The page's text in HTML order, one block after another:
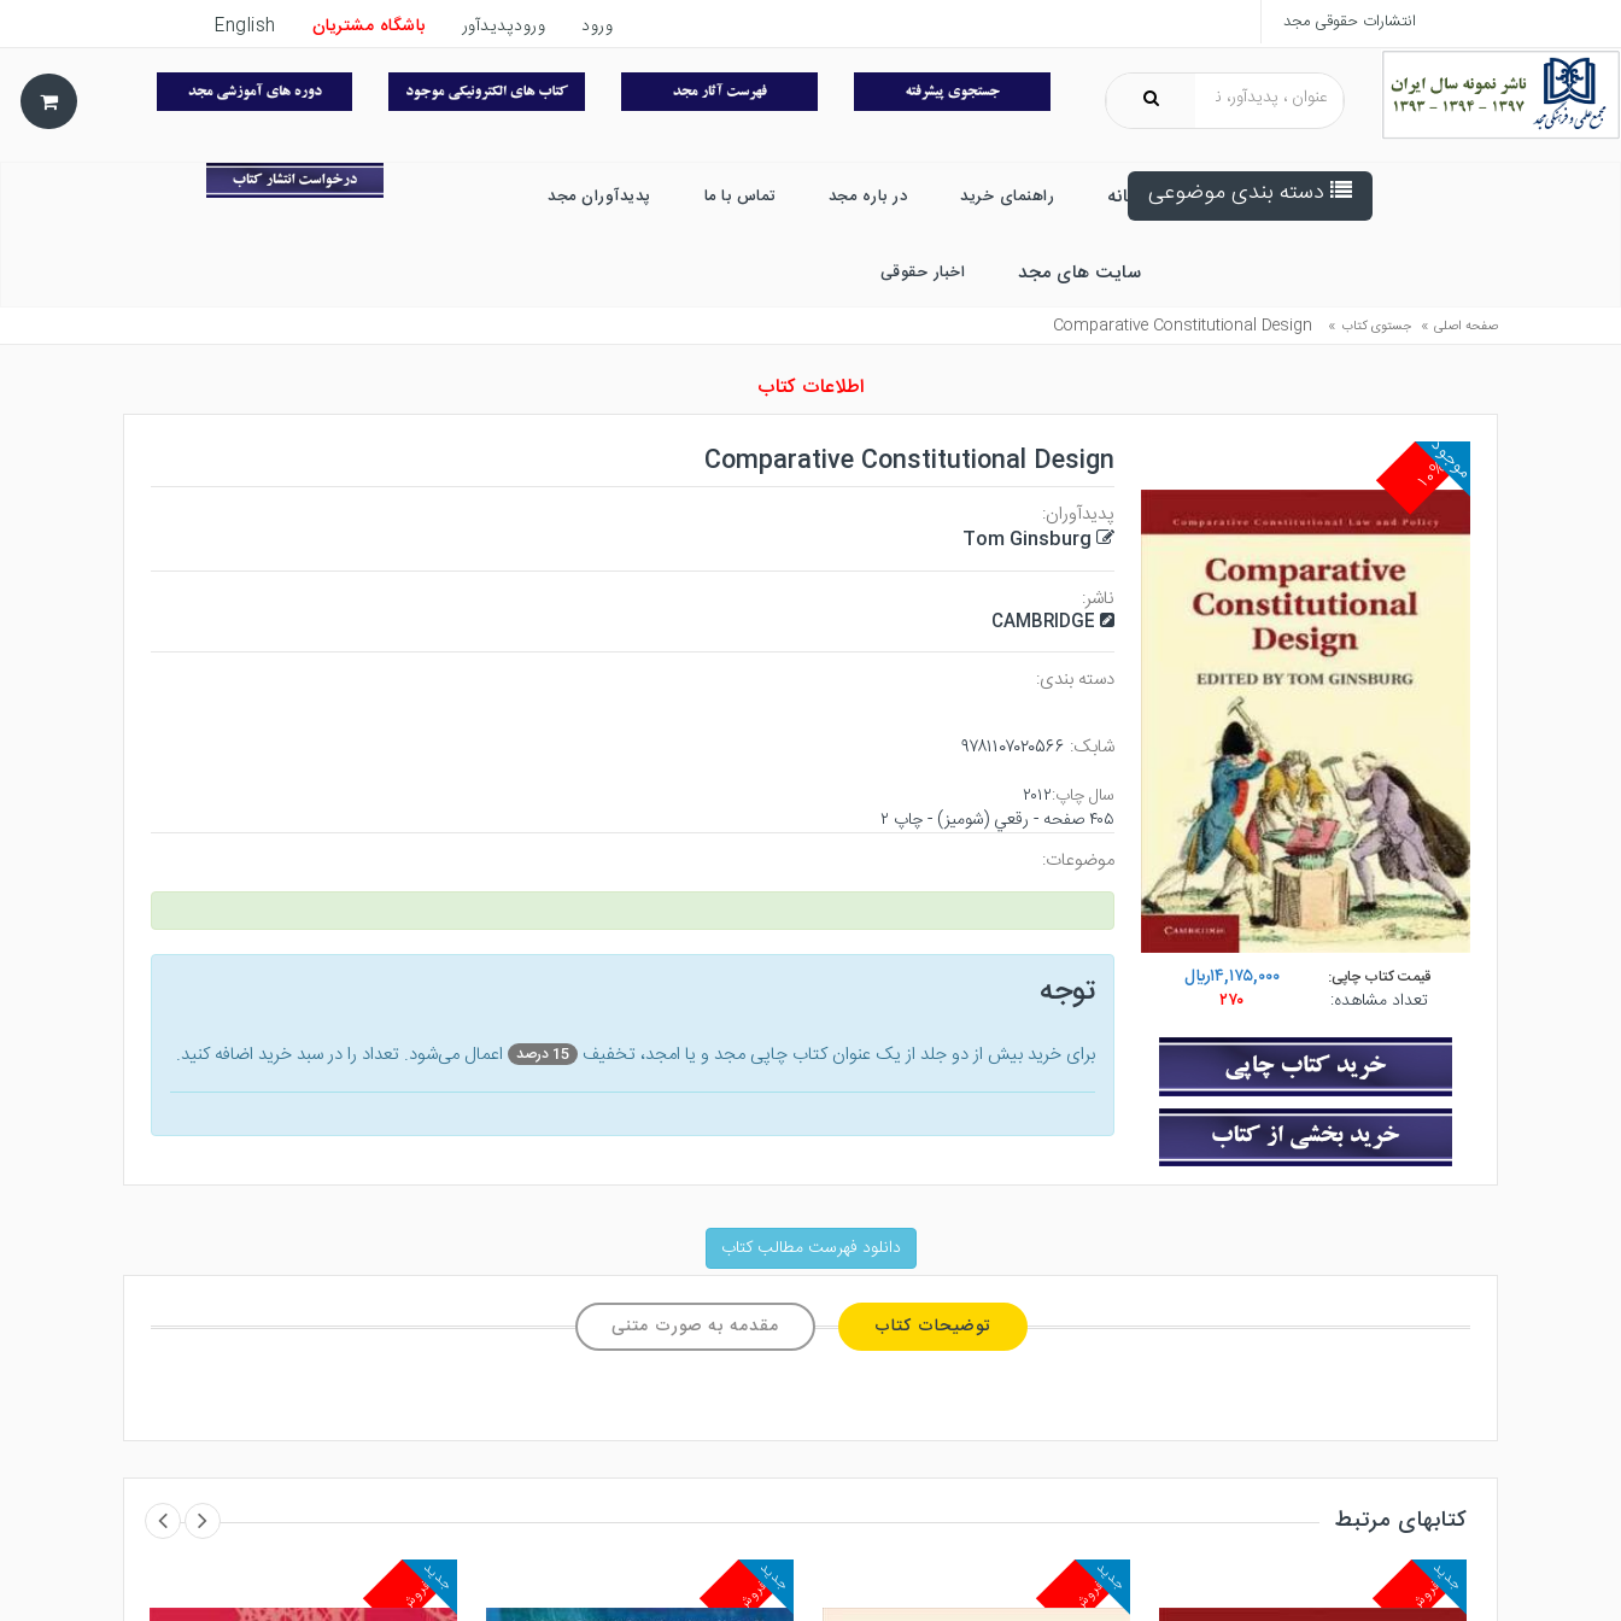
انتشارات حقوقی مجد ورود ورودپدیدآور باشگاه مشتریان English
دسته بندی موضوعی خانه راهنمای خرید در باره مجد تماس با ما پدیدآوران مجد
سایت های مجد اخبار حقوقی
صفحه اصلی » جستوی کتاب »
Comparative Constitutional Design
اطلاعات کتاب
۱۰%
موجود
قیمت کتاب چاپی:
۱۴,۱۷۵,۰۰۰ريال
تعداد مشاهده:
۲۷۰
Comparative Constitutional Design
پدیدآوران:
Tom Ginsburg
ناشر:
CAMBRIDGE
دسته بندی:
شابک: ۹۷۸۱۱۰۷۰۲۰۵۶۶
سال چاپ:۲۰۱۲
۴۰۵ صفحه - رقعي (شوميز) - چاپ ۲
موضوعات:
توجه
برای خرید بیش از دو جلد از یک عنوان کتاب‌ چاپی مجد و یا امجد، تخفیف 15 درصد اعمال می‌شود. تعداد را در سبد خرید اضافه کنید.
دانلود فهرست مطالب کتاب
توضیحات کتاب مقدمه به صورت متنی
کتابهای مرتبط
پرفروش
جدید پرفروش
جدید پرفروش
جدید پرفروش
جدید